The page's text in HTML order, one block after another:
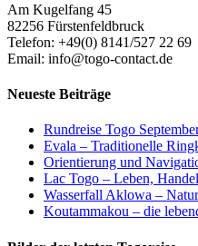
Am Kugelfang 45
82256 Fürstenfeldbruck
Telefon: +49(0) 8141/527 22 69
Email: info@togo-contact.de
Neueste Beiträge
Rundreise Togo
Evala – Traditionelle
Orientierung und
Lac Togo – Leben,
Wasserfall Aklowa –
Koutammakou – die